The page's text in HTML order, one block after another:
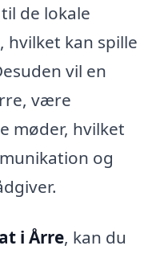
de lokale
hvilket kan spille
vil en
være
møder, hvilket
og
i Årre, kan du